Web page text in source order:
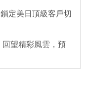
定美日頂級客戶切
望精彩風雲，預